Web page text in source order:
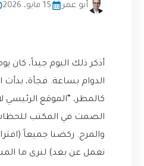
أبو عمر 15 مايو، 2026
أذكر ذلك اليوم جيداً، كان
الدوام بساعة. فجأة، بدأت
كالمطر، “الموقع
الصمت في المكتب
والمرج. ركضنا جميعاً
نعمل عن بعد) لنرى ما